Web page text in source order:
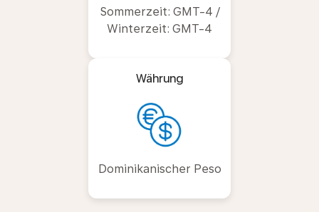
Sommerzeit: GMT-4 /
Winterzeit: GMT-4
Währung
Dominikanischer Peso